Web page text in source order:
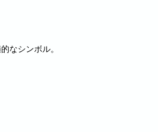
なシンボル。